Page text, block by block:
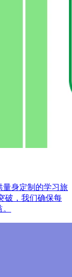
身定制的学习旅
破，我们确保每